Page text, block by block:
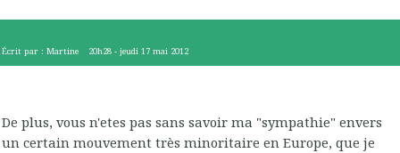
Écrit par : Martine 20h28 -jeudi 17 mai 2012
De plus, vous n'etes pas sans savoir ma "sympathie" envers
un certain mouvement très minoritaire en Europe, que je